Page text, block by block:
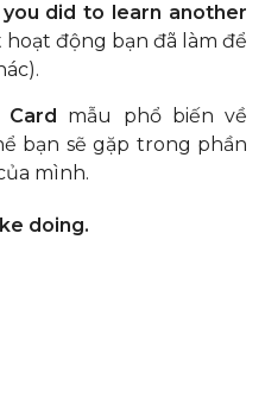
did to learn another
hoạt động bạn đã làm để
Card mẫu phổ biến về
bạn sẽ gặp trong phần
mình.
doing.